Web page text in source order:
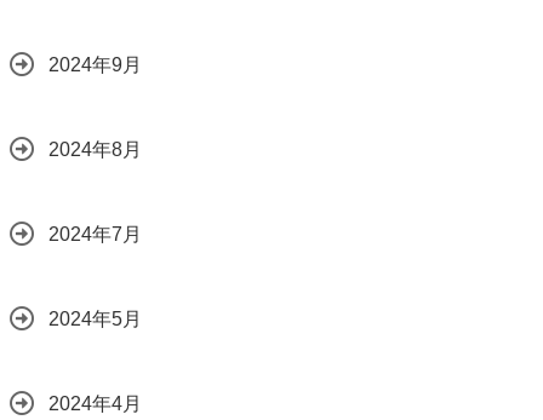
2024年9月
2024年8月
2024年7月
2024年5月
2024年4月